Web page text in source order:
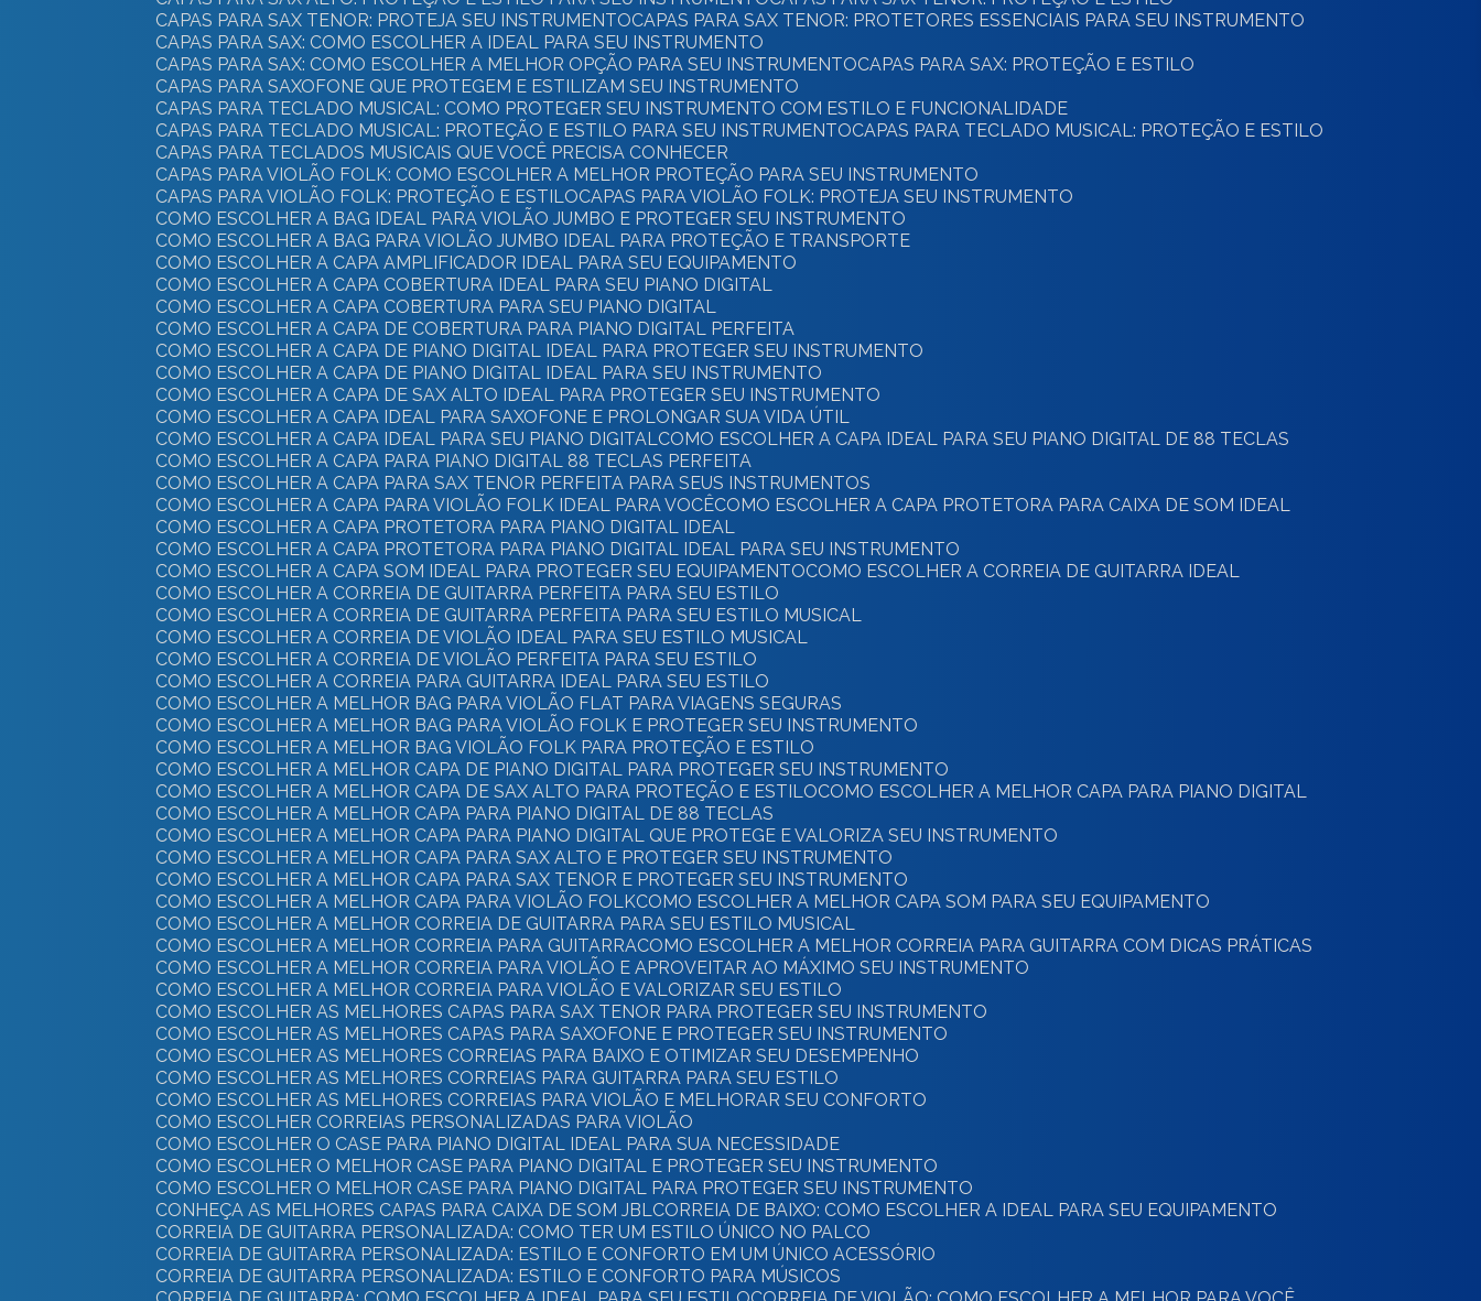
CAPAS PARA SAX TENOR: PROTEJA SEU INSTRUMENTO
CAPAS PARA SAX TENOR: PROTETORES ESSENCIAIS PARA SEU INSTRUMENTO
CAPAS PARA SAX: COMO ESCOLHER A IDEAL PARA SEU INSTRUMENTO
CAPAS PARA SAX: COMO ESCOLHER A MELHOR OPÇÃO PARA SEU INSTRUMENTO
CAPAS PARA SAX: PROTEÇÃO E ESTILO
CAPAS PARA SAXOFONE QUE PROTEGEM E ESTILIZAM SEU INSTRUMENTO
CAPAS PARA TECLADO MUSICAL: COMO PROTEGER SEU INSTRUMENTO COM ESTILO E FUNCIONALIDADE
CAPAS PARA TECLADO MUSICAL: PROTEÇÃO E ESTILO PARA SEU INSTRUMENTO
CAPAS PARA TECLADO MUSICAL: PROTEÇÃO E ESTILO
CAPAS PARA TECLADOS MUSICAIS QUE VOCÊ PRECISA CONHECER
CAPAS PARA VIOLÃO FOLK: COMO ESCOLHER A MELHOR PROTEÇÃO PARA SEU INSTRUMENTO
CAPAS PARA VIOLÃO FOLK: PROTEÇÃO E ESTILO
CAPAS PARA VIOLÃO FOLK: PROTEJA SEU INSTRUMENTO
COMO ESCOLHER A BAG IDEAL PARA VIOLÃO JUMBO E PROTEGER SEU INSTRUMENTO
COMO ESCOLHER A BAG PARA VIOLÃO JUMBO IDEAL PARA PROTEÇÃO E TRANSPORTE
COMO ESCOLHER A CAPA AMPLIFICADOR IDEAL PARA SEU EQUIPAMENTO
COMO ESCOLHER A CAPA COBERTURA IDEAL PARA SEU PIANO DIGITAL
COMO ESCOLHER A CAPA COBERTURA PARA SEU PIANO DIGITAL
COMO ESCOLHER A CAPA DE COBERTURA PARA PIANO DIGITAL PERFEITA
COMO ESCOLHER A CAPA DE PIANO DIGITAL IDEAL PARA PROTEGER SEU INSTRUMENTO
COMO ESCOLHER A CAPA DE PIANO DIGITAL IDEAL PARA SEU INSTRUMENTO
COMO ESCOLHER A CAPA DE SAX ALTO IDEAL PARA PROTEGER SEU INSTRUMENTO
COMO ESCOLHER A CAPA IDEAL PARA SAXOFONE E PROLONGAR SUA VIDA ÚTIL
COMO ESCOLHER A CAPA IDEAL PARA SEU PIANO DIGITAL
COMO ESCOLHER A CAPA IDEAL PARA SEU PIANO DIGITAL DE 88 TECLAS
COMO ESCOLHER A CAPA PARA PIANO DIGITAL 88 TECLAS PERFEITA
COMO ESCOLHER A CAPA PARA SAX TENOR PERFEITA PARA SEUS INSTRUMENTOS
COMO ESCOLHER A CAPA PARA VIOLÃO FOLK IDEAL PARA VOCÊ
COMO ESCOLHER A CAPA PROTETORA PARA CAIXA DE SOM IDEAL
COMO ESCOLHER A CAPA PROTETORA PARA PIANO DIGITAL IDEAL
COMO ESCOLHER A CAPA PROTETORA PARA PIANO DIGITAL IDEAL PARA SEU INSTRUMENTO
COMO ESCOLHER A CAPA SOM IDEAL PARA PROTEGER SEU EQUIPAMENTO
COMO ESCOLHER A CORREIA DE GUITARRA IDEAL
COMO ESCOLHER A CORREIA DE GUITARRA PERFEITA PARA SEU ESTILO
COMO ESCOLHER A CORREIA DE GUITARRA PERFEITA PARA SEU ESTILO MUSICAL
COMO ESCOLHER A CORREIA DE VIOLÃO IDEAL PARA SEU ESTILO MUSICAL
COMO ESCOLHER A CORREIA DE VIOLÃO PERFEITA PARA SEU ESTILO
COMO ESCOLHER A CORREIA PARA GUITARRA IDEAL PARA SEU ESTILO
COMO ESCOLHER A MELHOR BAG PARA VIOLÃO FLAT PARA VIAGENS SEGURAS
COMO ESCOLHER A MELHOR BAG PARA VIOLÃO FOLK E PROTEGER SEU INSTRUMENTO
COMO ESCOLHER A MELHOR BAG VIOLÃO FOLK PARA PROTEÇÃO E ESTILO
COMO ESCOLHER A MELHOR CAPA DE PIANO DIGITAL PARA PROTEGER SEU INSTRUMENTO
COMO ESCOLHER A MELHOR CAPA DE SAX ALTO PARA PROTEÇÃO E ESTILO
COMO ESCOLHER A MELHOR CAPA PARA PIANO DIGITAL
COMO ESCOLHER A MELHOR CAPA PARA PIANO DIGITAL DE 88 TECLAS
COMO ESCOLHER A MELHOR CAPA PARA PIANO DIGITAL QUE PROTEGE E VALORIZA SEU INSTRUMENTO
COMO ESCOLHER A MELHOR CAPA PARA SAX ALTO E PROTEGER SEU INSTRUMENTO
COMO ESCOLHER A MELHOR CAPA PARA SAX TENOR E PROTEGER SEU INSTRUMENTO
COMO ESCOLHER A MELHOR CAPA PARA VIOLÃO FOLK
COMO ESCOLHER A MELHOR CAPA SOM PARA SEU EQUIPAMENTO
COMO ESCOLHER A MELHOR CORREIA DE GUITARRA PARA SEU ESTILO MUSICAL
COMO ESCOLHER A MELHOR CORREIA PARA GUITARRA
COMO ESCOLHER A MELHOR CORREIA PARA GUITARRA COM DICAS PRÁTICAS
COMO ESCOLHER A MELHOR CORREIA PARA VIOLÃO E APROVEITAR AO MÁXIMO SEU INSTRUMENTO
COMO ESCOLHER A MELHOR CORREIA PARA VIOLÃO E VALORIZAR SEU ESTILO
COMO ESCOLHER AS MELHORES CAPAS PARA SAX TENOR PARA PROTEGER SEU INSTRUMENTO
COMO ESCOLHER AS MELHORES CAPAS PARA SAXOFONE E PROTEGER SEU INSTRUMENTO
COMO ESCOLHER AS MELHORES CORREIAS PARA BAIXO E OTIMIZAR SEU DESEMPENHO
COMO ESCOLHER AS MELHORES CORREIAS PARA GUITARRA PARA SEU ESTILO
COMO ESCOLHER AS MELHORES CORREIAS PARA VIOLÃO E MELHORAR SEU CONFORTO
COMO ESCOLHER CORREIAS PERSONALIZADAS PARA VIOLÃO
COMO ESCOLHER O CASE PARA PIANO DIGITAL IDEAL PARA SUA NECESSIDADE
COMO ESCOLHER O MELHOR CASE PARA PIANO DIGITAL E PROTEGER SEU INSTRUMENTO
COMO ESCOLHER O MELHOR CASE PARA PIANO DIGITAL PARA PROTEGER SEU INSTRUMENTO
CONHEÇA AS MELHORES CAPAS PARA CAIXA DE SOM JBL
CORREIA DE BAIXO: COMO ESCOLHER A IDEAL PARA SEU EQUIPAMENTO
CORREIA DE GUITARRA PERSONALIZADA: COMO TER UM ESTILO ÚNICO NO PALCO
CORREIA DE GUITARRA PERSONALIZADA: ESTILO E CONFORTO EM UM ÚNICO ACESSÓRIO
CORREIA DE GUITARRA PERSONALIZADA: ESTILO E CONFORTO PARA MÚSICOS